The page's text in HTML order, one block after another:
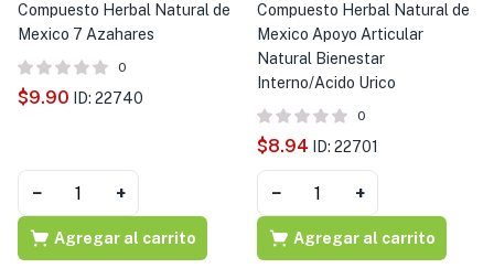
Compuesto Herbal Natural de
Mexico 7 Azahares
0
$9.90 ID: 22740
− +
Agregar al carrito
Compuesto Herbal Natural de
Mexico Apoyo Articular
Natural Bienestar
Interno/Acido Urico
0
$8.94 ID: 22701
− +
Agregar al carrito